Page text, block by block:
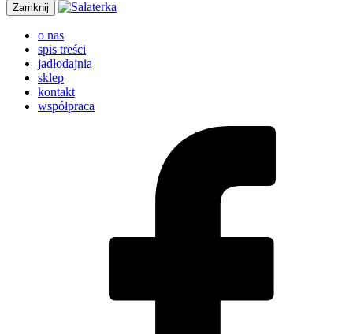
Zamknij
o nas
spis treści
jadłodajnia
sklep
kontakt
współpraca